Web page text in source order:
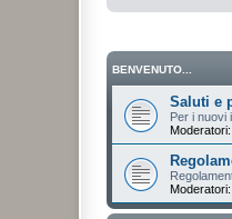
BENVENUTO...
Saluti e
Per i nuovi
Moderatori:
Moderatori: